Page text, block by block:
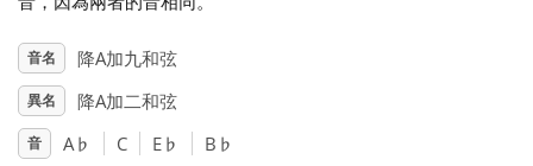
English
音名 降A加九和弦
異名 降A加二和弦
音 A♭ C E ♭ B ♭